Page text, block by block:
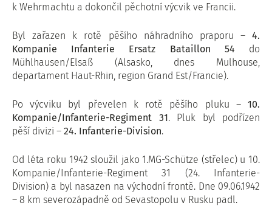
k Wehrmachtu a dokončil pěchotní výcvik ve Francii.
Byl zařazen k rotě pěšího náhradního praporu – 4.
Kompanie Infanterie Ersatz Bataillon 54 do
Mühlhausen/Elsaß (Alsasko, dnes Mulhouse,
departament Haut-Rhin, region Grand Est/Francie).
Po výcviku byl převelen k rotě pěšího pluku – 10.
Kompanie/Infanterie-Regiment 31. Pluk byl podřízen
pěší divizi – 24. Infanterie-Division.
Od léta roku 1942 sloužil jako 1.MG-Schütze (střelec) u 10.
Kompanie/Infanterie-Regiment 31 (24. Infanterie-
Division) a byl nasazen na východní frontě. Dne 09.06.1942
– 8 km severozápadně od Sevastopolu v Rusku padl.